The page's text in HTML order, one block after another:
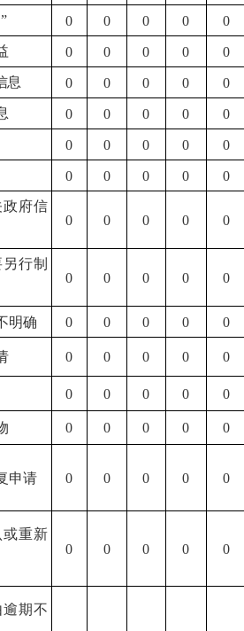
” 0 0 0 0
0
0 0 0 0
0
息 0 0 0 0
0
0 0 0 0
0
0 0 0 0
0
0 0 0 0 0
府信
0 0 0 0 0
行制
0 0 0 0 0
明确 0 0 0 0 0
0 0 0 0 0
0 0 0 0 0
0 0 0 0 0
申请 0 0 0 0 0
重新
0 0 0 0 0
期不